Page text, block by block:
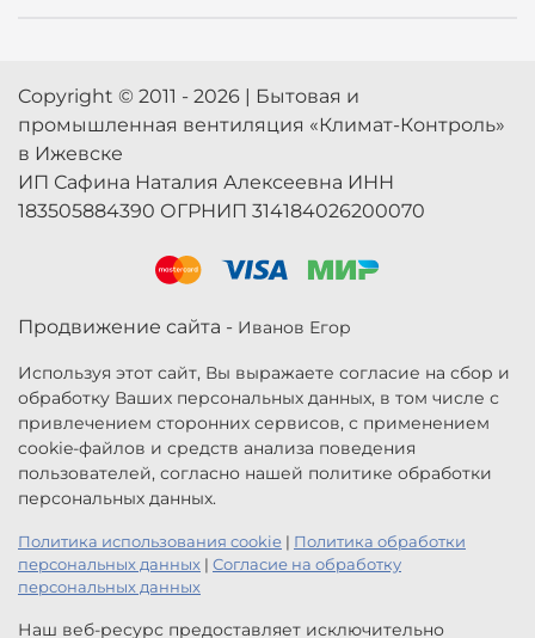
Copyright © 2011 - 2026 | Бытовая и
промышленная вентиляция «Климат-Контроль»
в Ижевске
ИП Сафина Наталия Алексеевна ИНН
183505884390 ОГРНИП 314184026200070
Продвижение сайта - Иванов Егор
Используя этот сайт, Вы выражаете согласие на сбор и
обработку Ваших персональных данных, в том числе с
привлечением сторонних сервисов, с применением
cookie-файлов и средств анализа поведения
пользователей, согласно нашей политике обработки
персональных данных.
Политика использования cookie | Политика обработки
персональных данных | Согласие на обработку
персональных данных
Наш веб-ресурс предоставляет исключительно